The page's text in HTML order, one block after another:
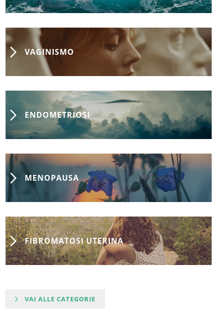
VAGINISMO
ENDOMETRIOSI
MENOPAUSA
FIBROMATOSI UTERINA
VAI ALLE CATEGORIE